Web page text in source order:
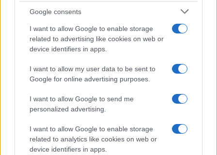
Google consents
I want to allow Google to enable storage
related to advertising like cookies on web or
device identifiers in apps.
I want to allow my user data to be sent to
Google for online advertising purposes.
I want to allow Google to send me
personalized advertising.
I want to allow Google to enable storage
related to analytics like cookies on web or
device identifiers in apps.